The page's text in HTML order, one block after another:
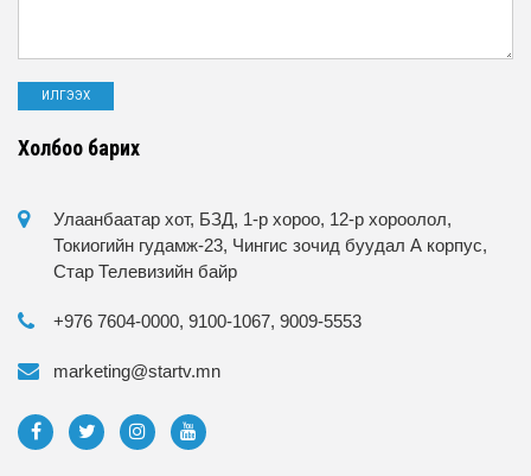
Холбоо барих
Улаанбаатар хот, БЗД, 1-р хороо, 12-р хороолол,
Токиогийн гудамж-23, Чингис зочид буудал А корпус,
Стар Телевизийн байр
+976 7604-0000, 9100-1067, 9009-5553
marketing@startv.mn